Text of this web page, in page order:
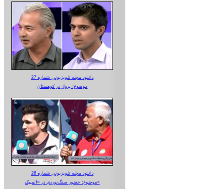
دانلود مجله تلویزیونی شماره 27
موضوع: پرواز در کوهستان
دانلود مجله تلویزیونی شماره 26
موضوع: حضور سنگ‌نوردی در «المپیک»